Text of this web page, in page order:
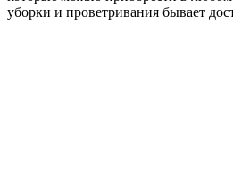
уборки и проветривания бывает